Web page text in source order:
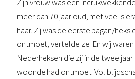
Zijn vrouw was een
meer dan 70 jaar oud, met veel
haar. Zij was de eerste pagan/heks
ontmoet, vertelde ze. En wij
Nederheksen die zij in de twee
woonde had ontmoet. Vol